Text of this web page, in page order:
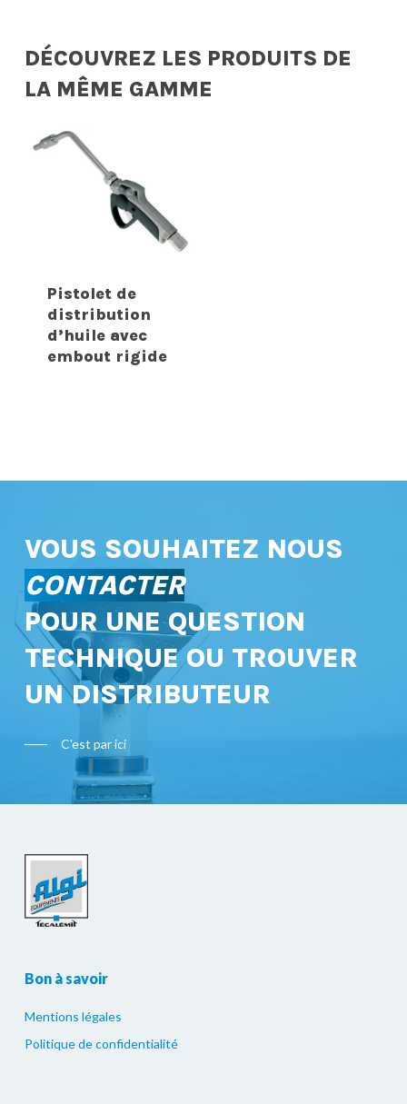
DÉCOUVREZ LES PRODUITS DE
LA MÊME GAMME
Pistolet de
distribution
d’huile avec
embout rigide
VOUS SOUHAITEZ NOUS
CONTACTER
POUR UNE QUESTION
TECHNIQUE OU TROUVER
UN DISTRIBUTEUR
C'est par ici
Bon à savoir
Mentions légales
Politique de confidentialité